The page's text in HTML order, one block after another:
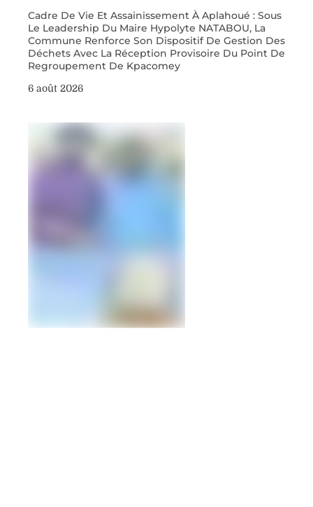
Cadre De Vie Et Assainissement À Aplahoué : Sous
Le Leadership Du Maire Hypolyte NATABOU, La
Commune Renforce Son Dispositif De Gestion Des
Déchets Avec La Réception Provisoire Du Point De
Regroupement De Kpacomey
6 août 2026